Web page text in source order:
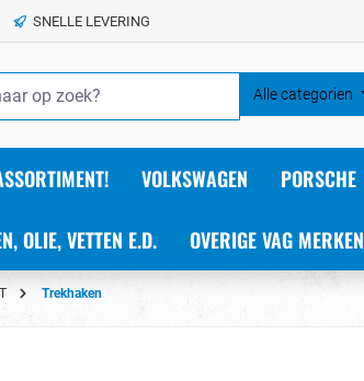
SNELLE LEVERING
Alle categorien
VOLKSWAGEN PORSCHE
OLIE, VETTEN E.D. OVERIGE VAG MERKEN
Trekhaken